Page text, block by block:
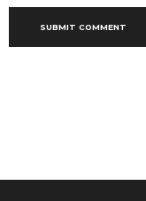
SUBMIT COMMENT